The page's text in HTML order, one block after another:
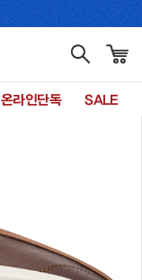
온라인단독 SALE